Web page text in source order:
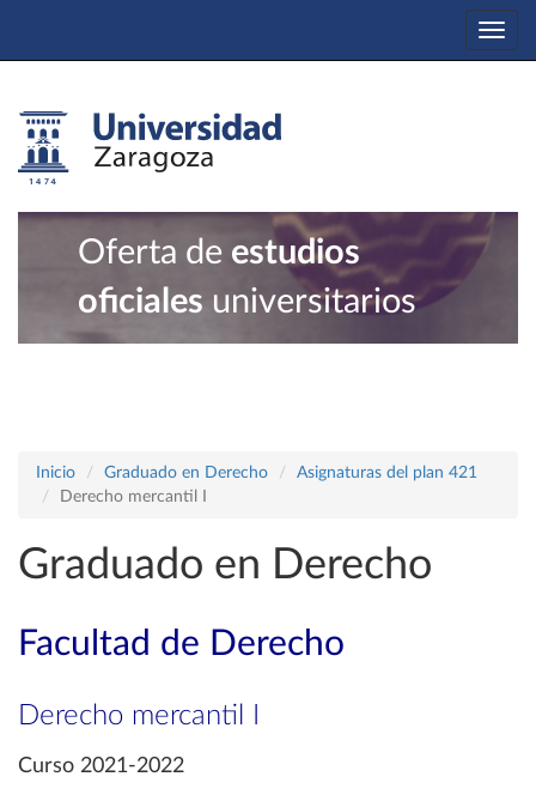
Oferta de estudios
oficiales universitarios
Inicio Graduado en Derecho
Asignaturas del plan 421
Derecho mercantil I
Graduado en Derecho
Facultad de Derecho
Derecho mercantil I
Curso 2021-2022